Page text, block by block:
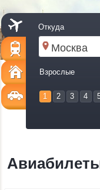
Откуда
Взрослые
1 2 3 4